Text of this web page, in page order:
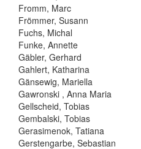
Fromm, Marc
Frömmer, Susann
Fuchs, Michal
Funke, Annette
Gäbler, Gerhard
Gahlert, Katharina
Gänsewig, Mariella
Gawronski , Anna Maria
Gellscheid, Tobias
Gembalski, Tobias
Gerasimenok, Tatiana
Gerstengarbe, Sebastian